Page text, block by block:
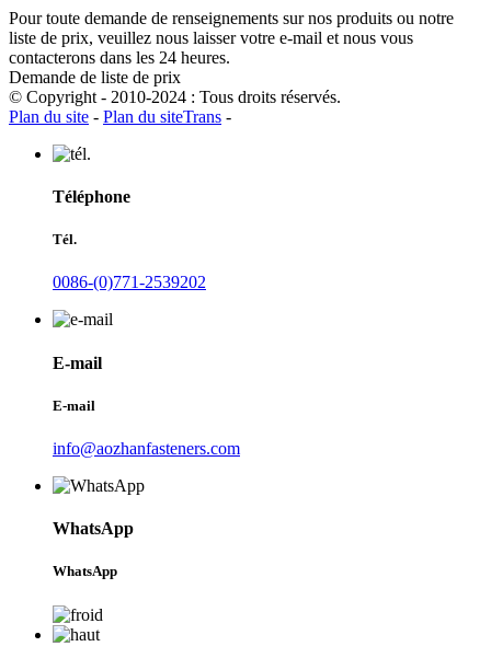
Pour toute demande de renseignements sur nos produits ou notre
liste de prix, veuillez nous laisser votre e-mail et nous vous
contacterons dans les 24 heures.
Demande de liste de prix
© Copyright - 2010-2024 : Tous droits réservés.
Plan du site - Plan du siteTrans -
Téléphone
Tél.
0086-(0)771-2539202
E-mail
E-mail
info@aozhanfasteners.com
WhatsApp
WhatsApp